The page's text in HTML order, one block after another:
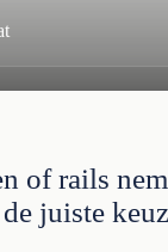
of rails
juiste